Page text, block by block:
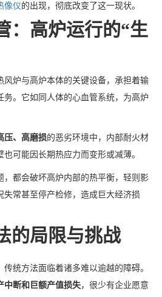
像仪的出现，彻底改变了这一现状。
：高炉运行的“生
风炉与高炉本体的关键设备，承担着输
。它如同人体的心血管系统，为高炉
压、高磨损的恶劣环境中，内部耐火材
可能因长期热应力而变形或减薄。
，都会破坏高炉内部的热平衡，轻则影
失常甚至停产检修，造成巨大经济损
的局限与挑战
统方法面临着诸多难以逾越的障碍。
中断和巨额产值损失，很少有企业愿意